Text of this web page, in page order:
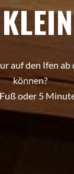
auf den Ifen
können?
oder 5